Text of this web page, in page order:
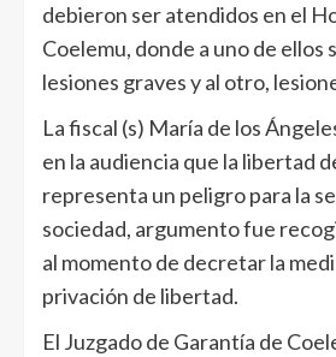
debieron ser atendidos en el
Coelemu, donde a uno de ellos
lesiones graves y al otro,
La fiscal (s) María de los
en la audiencia que la libertad
representa un peligro para la
sociedad, argumento fue
al momento de decretar la
privación de libertad.
El Juzgado de Garantía de